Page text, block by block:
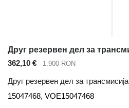
362,10 € 1.900 RON
Друг резервен дел за трансмисија
15047468, VOE15047468